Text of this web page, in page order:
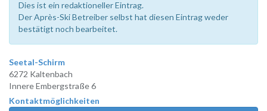
Dies ist ein redaktioneller Eintrag.
Der Après-Ski Betreiber selbst hat diesen Eintrag weder
bestätigt noch bearbeitet.
Seetal-Schirm
6272 Kaltenbach
Innere Embergstraße 6
Kontaktmöglichkeiten